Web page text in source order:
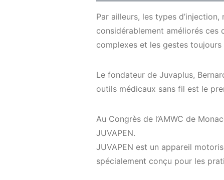
Par ailleurs, les types
considérablement améliorés ces
complexes et les gestes toujours
Le fondateur de Juvaplus,
outils médicaux sans fil est le
Au Congrès de l’AMWC de
JUVAPEN.
JUVAPEN est un appareil
spécialement conçu pour les